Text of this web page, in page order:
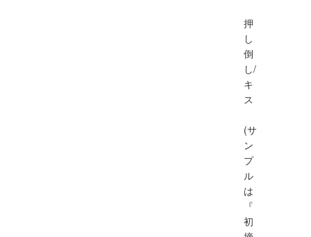
押
し
倒
し/
キ
ス
(サ
ン
プ
ル
は
『
初